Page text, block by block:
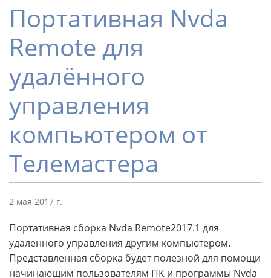
Портативная Nvda
Remote для
удалённого
управления
компьютером от
Телемастера
2 мая 2017 г.
Портативная сборка Nvda Remote2017.1 для
удаленного управления другим компьютером.
Представленная сборка будет полезной для помощи
начинающим пользователям ПК и программы Nvda